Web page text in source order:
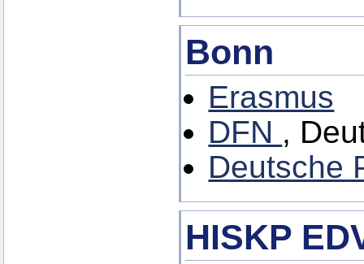
Bonn
Erasmus
DFN ,
Deutsche
HISKP